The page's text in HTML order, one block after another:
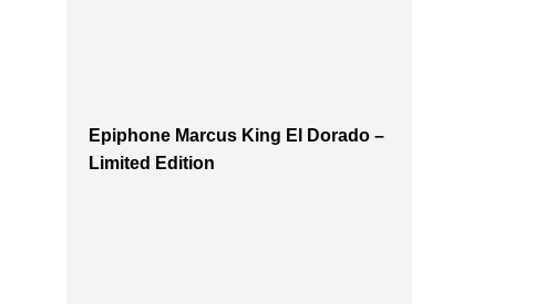
Epiphone Marcus King El Dorado –
Limited Edition